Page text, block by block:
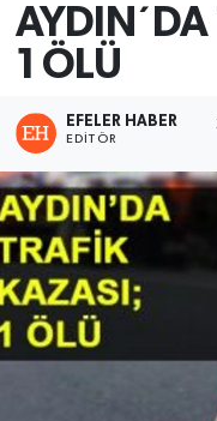
AYDIN´DA
1 ÖLÜ
EFELER HABER
EDITÖR
Son Dakika
Haber Arşivi